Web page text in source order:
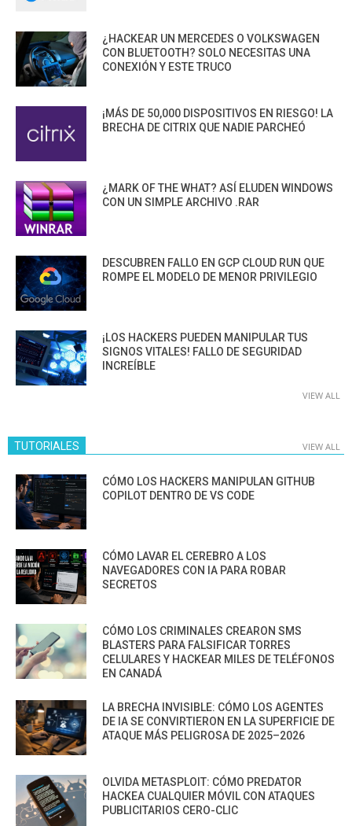
¿HACKEAR UN MERCEDES O VOLKSWAGEN
CON BLUETOOTH? SOLO NECESITAS UNA
CONEXIÓN Y ESTE TRUCO
¡MÁS DE 50,000 DISPOSITIVOS EN RIESGO! LA
BRECHA DE CITRIX QUE NADIE PARCHEÓ
¿MARK OF THE WHAT? ASÍ ELUDEN WINDOWS
CON UN SIMPLE ARCHIVO .RAR
DESCUBREN FALLO EN GCP CLOUD RUN QUE
ROMPE EL MODELO DE MENOR PRIVILEGIO
¡LOS HACKERS PUEDEN MANIPULAR TUS
SIGNOS VITALES! FALLO DE SEGURIDAD
INCREÍBLE
VIEW ALL
TUTORIALES VIEW ALL
CÓMO LOS HACKERS MANIPULAN GITHUB
COPILOT DENTRO DE VS CODE
CÓMO LAVAR EL CEREBRO A LOS
NAVEGADORES CON IA PARA ROBAR
SECRETOS
CÓMO LOS CRIMINALES CREARON SMS
BLASTERS PARA FALSIFICAR TORRES
CELULARES Y HACKEAR MILES DE TELÉFONOS
EN CANADÁ
LA BRECHA INVISIBLE: CÓMO LOS AGENTES
DE IA SE CONVIRTIERON EN LA SUPERFICIE DE
ATAQUE MÁS PELIGROSA DE 2025–2026
OLVIDA METASPLOIT: CÓMO PREDATOR
HACKEA CUALQUIER MÓVIL CON ATAQUES
PUBLICITARIOS CERO-CLIC